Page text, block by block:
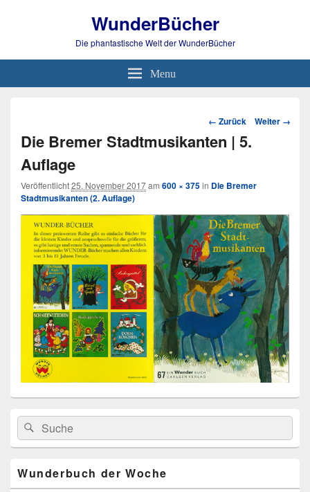
WunderBücher
Die phantastische Welt der WunderBücher
Menu
Bild-
Navigation
← Zurück Weiter →
Die Bremer Stadtmusikanten | 5.
Auflage
Veröffentlicht25. November 2017am 600 × 375in Die Bremer
Stadtmusikanten (2. Auflage)
Primärer
Seitenleisten
Widget-
Bereich
Search
for:
Suche
Wunderbuch der Woche